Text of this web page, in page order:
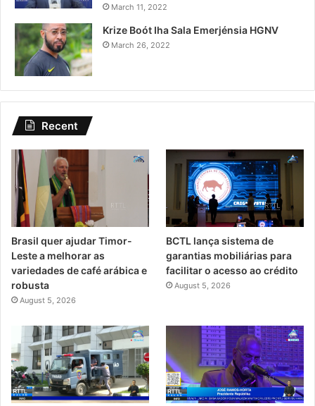
March 11, 2022
Krize Boót Iha Sala Emerjénsia HGNV
March 26, 2022
Recent
Brasil quer ajudar Timor-
Leste a melhorar as
variedades de café arábica e
robusta
August 5, 2026
BCTL lança sistema de
garantias mobiliárias para
facilitar o acesso ao crédito
August 5, 2026